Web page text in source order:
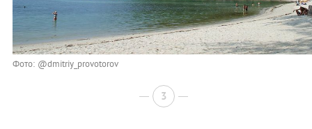
Фото: @dmitriy_provotorov
3